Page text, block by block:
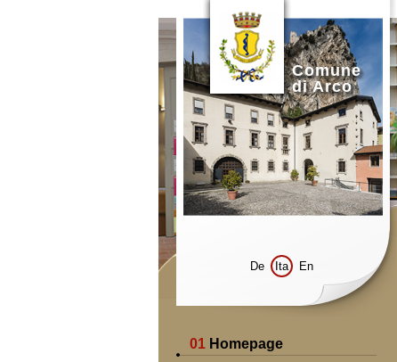
Comune
di Arco
De Ita En
01 Homepage